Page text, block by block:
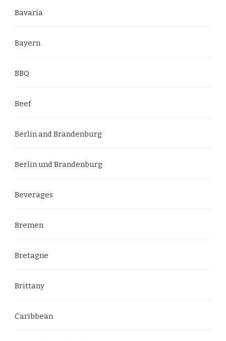
Bavaria
Bayern
BBQ
Beef
Berlin and Brandenburg
Berlin und Brandenburg
Beverages
Bremen
Bretagne
Brittany
Caribbean